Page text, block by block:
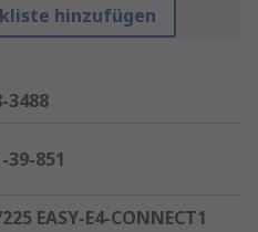
hinzufügen
3488
39-851
EASY-E4-CONNECT1